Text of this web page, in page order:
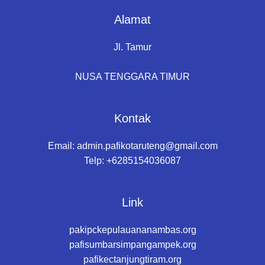
Alamat
Jl. Tamur
NUSA TENGGARA TIMUR
Kontak
Email: admin.pafikotaruteng@gmail.com
Telp: +6285154036087
Link
pakipckepulauananambas.org
pafisumbarsimpangampek.org
pafikectanjungtiram.org